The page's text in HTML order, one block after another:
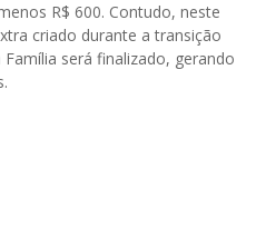
R$ 600. Contudo, neste
criado durante a transição
será finalizado, gerando